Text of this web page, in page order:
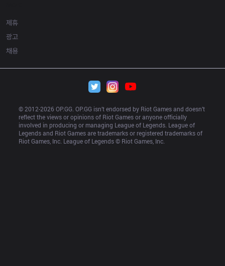
제휴
광고
채용
© 2012-2026 OP.GG. OP.GG isn’t endorsed by Riot Games and doesn’t
reflect the views or opinions of Riot Games or anyone officially
involved in producing or managing League of Legends. League of
Legends and Riot Games are trademarks or registered trademarks of
Riot Games, Inc. League of Legends © Riot Games, Inc.